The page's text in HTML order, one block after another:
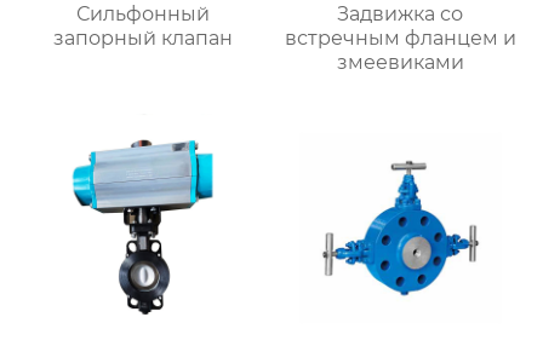
Сильфонный
запорный клапан
Задвижка со
встречным фланцем и
змеевиками